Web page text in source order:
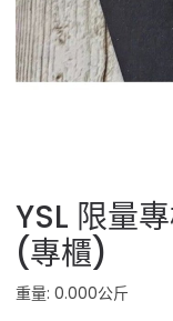
YSL 限量
(專櫃)
重量: 0.000公斤